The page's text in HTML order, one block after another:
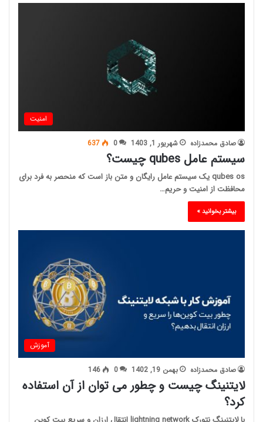
امنیت
صادق محمدزاده شهریور 1, 1403 0
637
سیستم عامل qubes چیست؟
qubes os یک سیستم عامل رایگان و متن باز است که منحصر به فرد برای
محافظت از امنیت و حریم…
بیشتر بخوانید »
آموزش
صادق محمدزاده بهمن 19, 1402 0
146
لایتنینگ چیست و چطور می توان از آن استفاده
کرد؟